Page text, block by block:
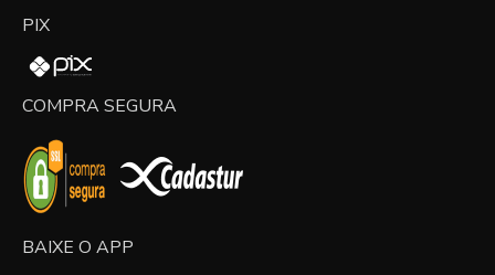
PIX
COMPRA SEGURA
BAIXE O APP